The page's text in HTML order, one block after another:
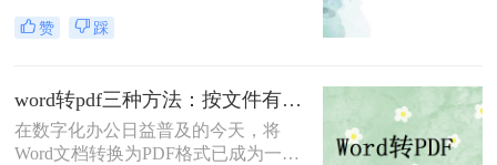
文档的稳定性和兼容性，便于分享和
打印。那么word转pdf怎么转免费呢？
赞 踩
word转pdf三种方法：按文件有没有图片和公式分开选！
在数字化办公日益普及的今天，将
Word文档转换为PDF格式已成为一项